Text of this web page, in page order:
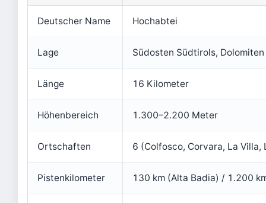
Deutscher Name Hochabtei
Lage Südosten Südtirols, Dolomiten
Länge 16 Kilometer
Höhenbereich 1.300–2.200 Meter
Ortschaften 6 (Colfosco, Corvara, La Villa,
Pistenkilometer 130 km (Alta Badia) / 1.200